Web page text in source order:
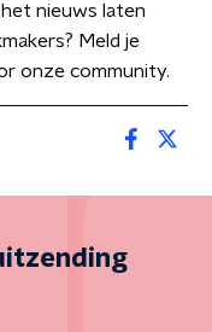
nieuws laten
Meld je
onze community.